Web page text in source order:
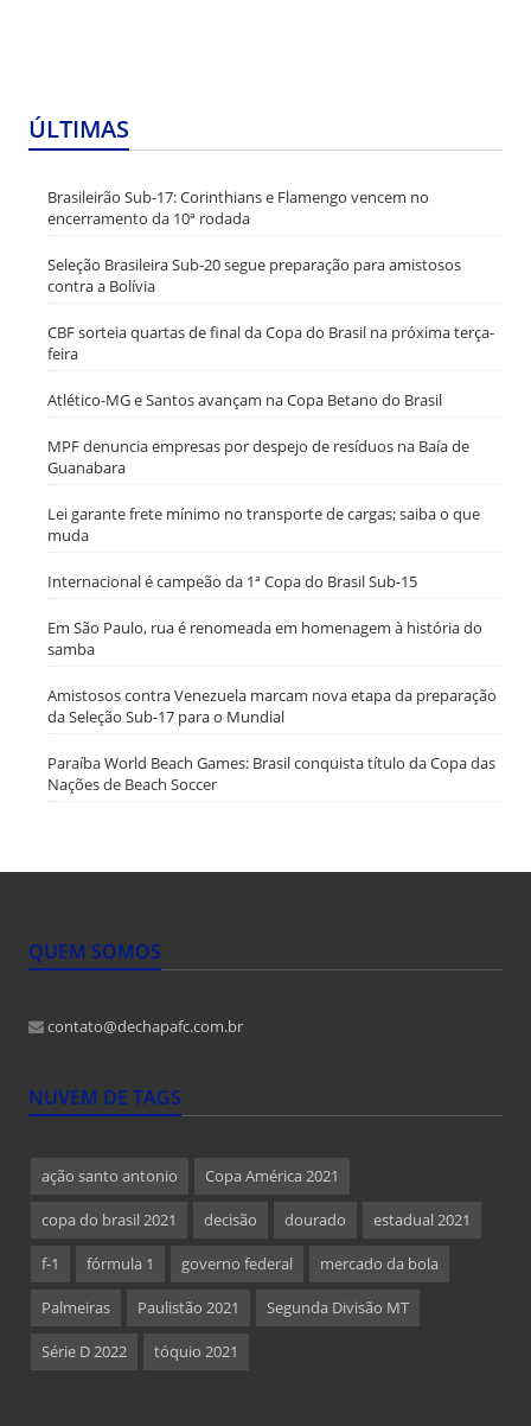
ÚLTIMAS
Brasileirão Sub-17: Corinthians e Flamengo vencem no
encerramento da 10ª rodada
Seleção Brasileira Sub-20 segue preparação para amistosos
contra a Bolívia
CBF sorteia quartas de final da Copa do Brasil na próxima terça-
feira
Atlético-MG e Santos avançam na Copa Betano do Brasil
MPF denuncia empresas por despejo de resíduos na Baía de
Guanabara
Lei garante frete mínimo no transporte de cargas; saiba o que
muda
Internacional é campeão da 1ª Copa do Brasil Sub-15
Em São Paulo, rua é renomeada em homenagem à história do
samba
Amistosos contra Venezuela marcam nova etapa da preparação
da Seleção Sub-17 para o Mundial
Paraíba World Beach Games: Brasil conquista título da Copa das
Nações de Beach Soccer
QUEM SOMOS
contato@dechapafc.com.br
NUVEM DE TAGS
ação santo antonio Copa América 2021
copa do brasil 2021 decisão dourado estadual 2021
f-1 fórmula 1 governo federal mercado da bola
Palmeiras Paulistão 2021 Segunda Divisão MT
Série D 2022 tóquio 2021